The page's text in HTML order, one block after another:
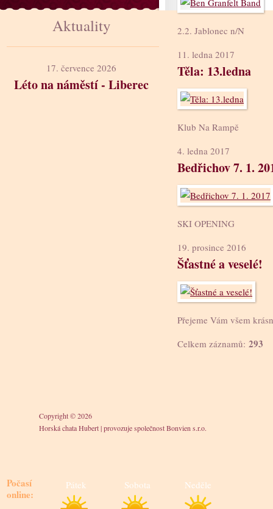
2.2. Jablonec n/N
11. ledna 2017
Těla: 13.ledna
Klub Na Rampě
4. ledna 2017
Bedřichov 7. 1.
SKI OPENING
19. prosince 2016
Šťastné a veselé!
Přejeme Vám všem
Celkem záznamů: 293
Aktuality
17. července 2026
Léto na náměstí - Liberec
Copyright © 2026
Horská chata Hubert|provozuje společnost Bonvien s.r.o.
Počasí
online:
Pátek Sobota Neděle